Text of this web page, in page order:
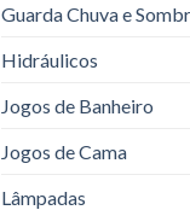
Guarda Chuva e
Hidráulicos
Jogos de Banheiro
Jogos de Cama
Lâmpadas